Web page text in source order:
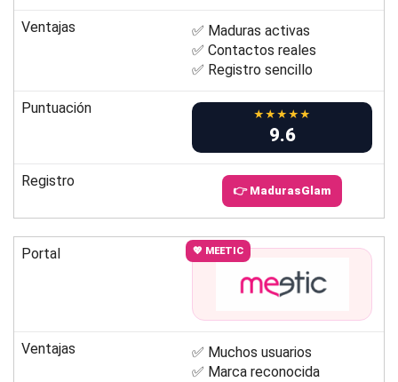
Ventajas
✅ Maduras activas
✅ Contactos reales
✅ Registro sencillo
Puntuación ★★★★★
9.6
Registro
👉 MadurasGlam
Portal 💖 MEETIC
Ventajas
✅ Muchos usuarios
✅ Marca reconocida